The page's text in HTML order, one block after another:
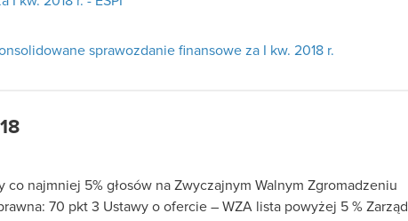
sprawozdanie finansowe za I kw. 2018 r.
co najmniej 5% głosów na Zwyczajnym Walnym Zgromadzeniu
70 pkt 3 Ustawy o ofercie – WZA lista powyżej 5 % Zarząd